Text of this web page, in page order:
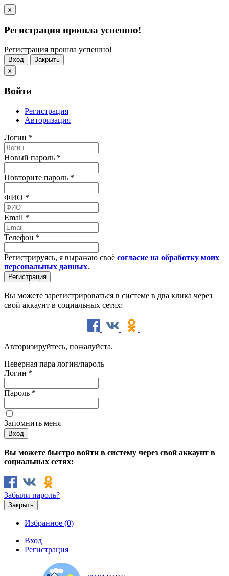
x
Регистрация прошла успешно!
Регистрация прошла успешно!
Вход
Закрыть
x
Войти
Регистрация
Авторизация
Логин *
Новый пароль *
Повторите пароль *
ФИО *
Email *
Телефон *
Регистрируясь, я выражаю своё согласие на обработку моих
персональных данных.
Вы можете зарегистрироваться в системе в два клика через
свой аккаунт в социальных сетях:
Авторизируйтесь, пожалуйста.
Неверная пара логин/пароль
Логин *
Пароль *
Запомнить меня
Вы можете быстро войти в систему через свой аккаунт в
социальных сетях:
Забыли пароль?
Закрыть
Избранное (0)
Вход
Регистрация